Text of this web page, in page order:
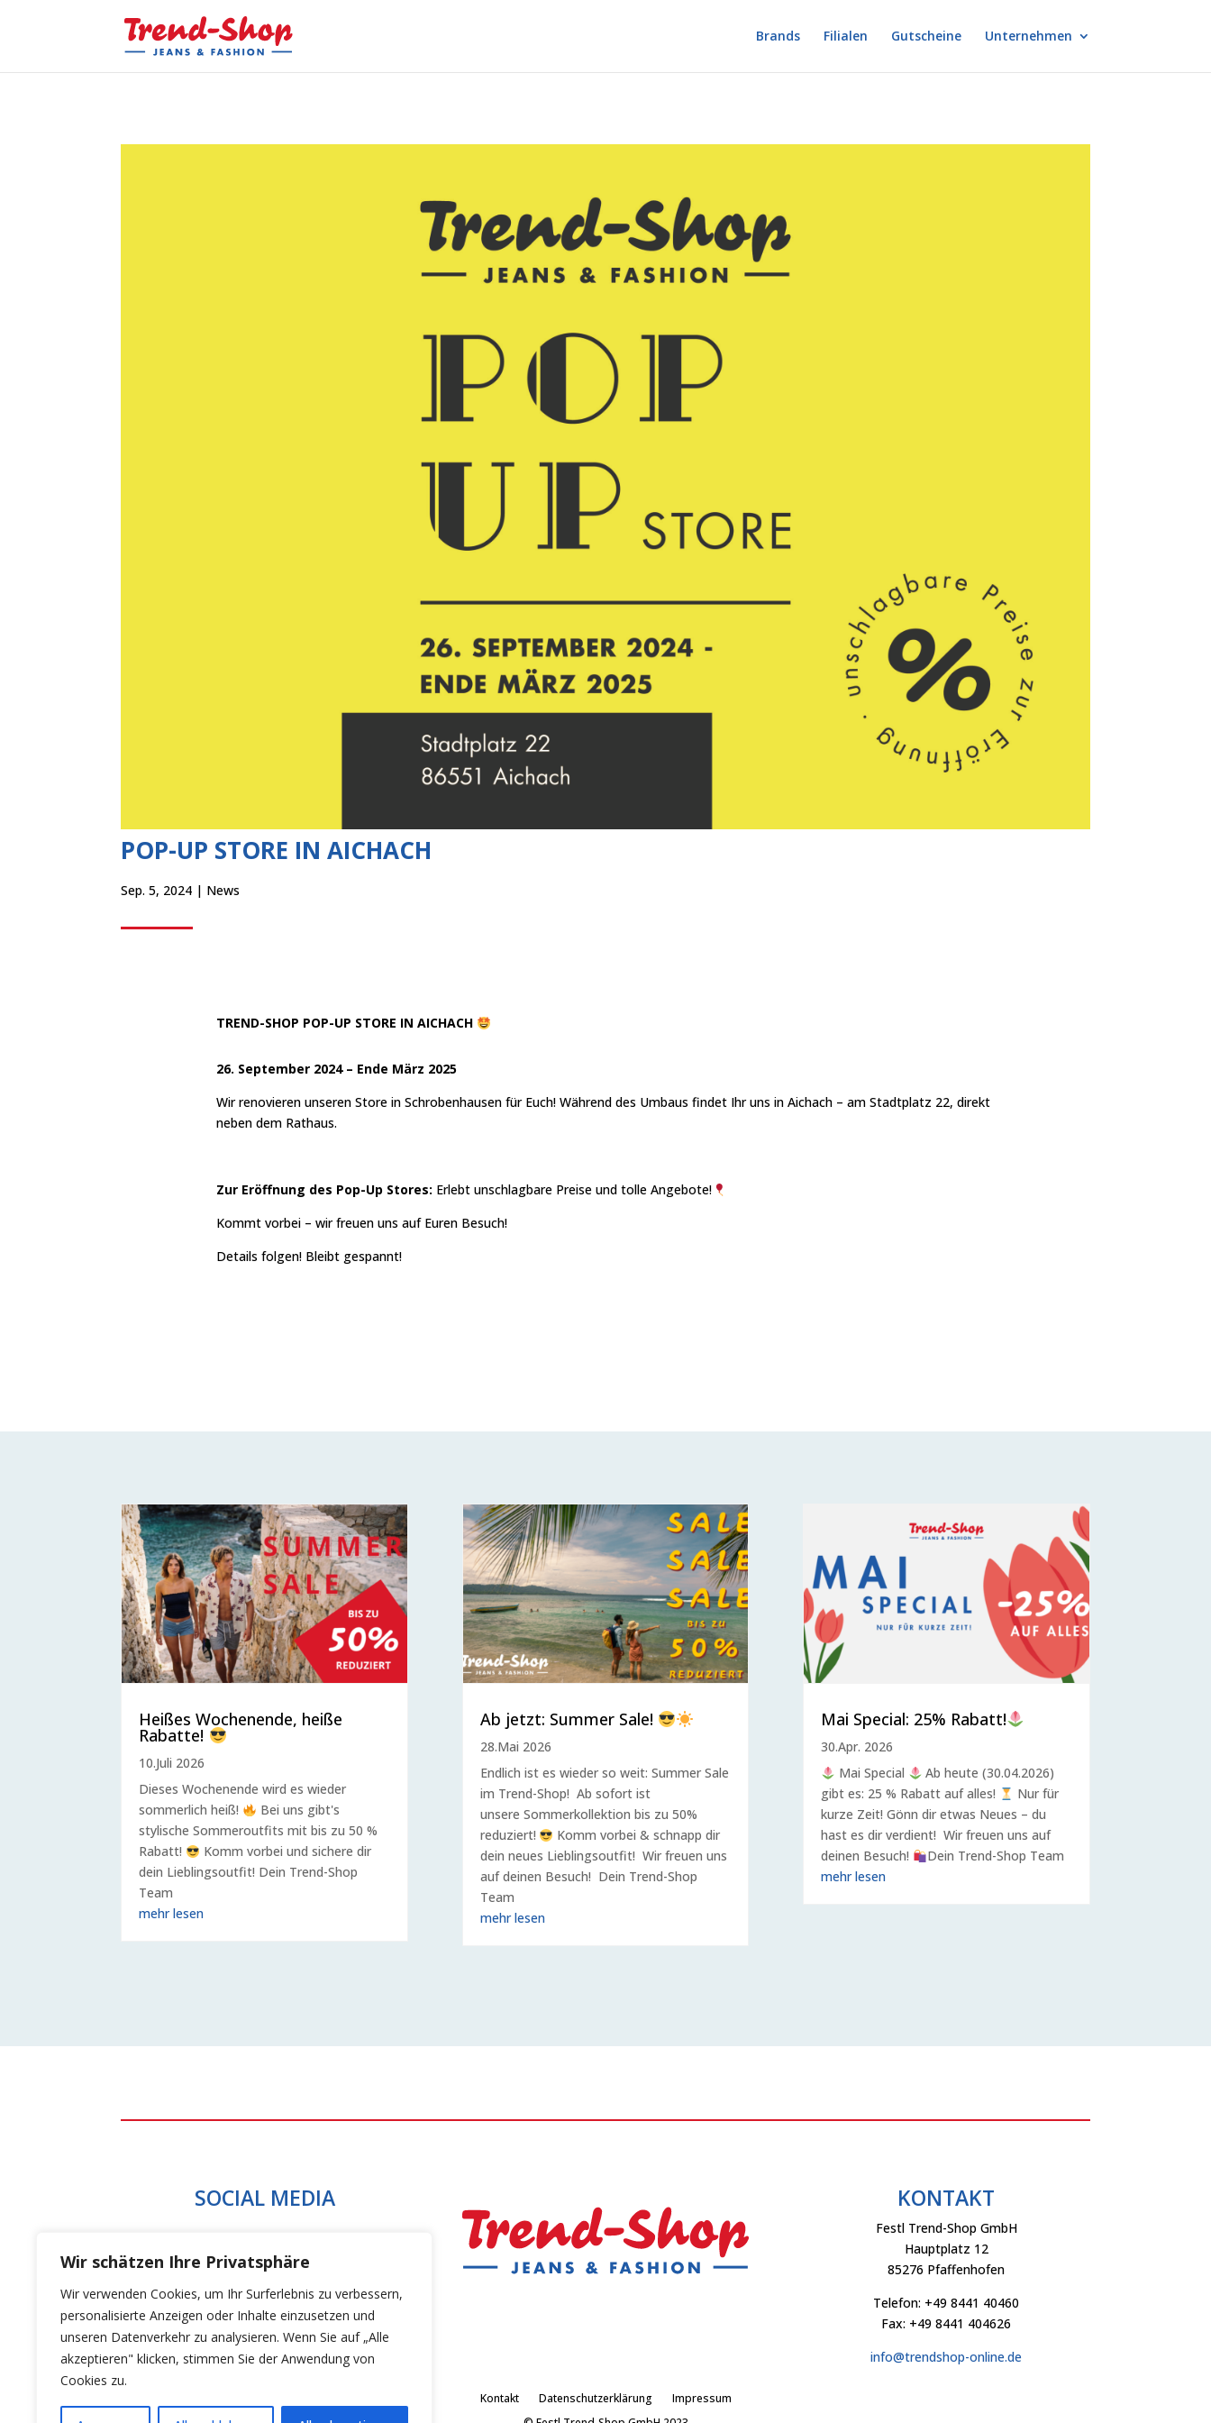
Wir schätzen Ihre Privatsphäre
Wir verwenden Cookies, um Ihr Surferlebnis zu verbessern,
personalisierte Anzeigen oder Inhalte einzusetzen und
unseren Datenverkehr zu analysieren. Wenn Sie auf „Alle
akzeptieren" klicken, stimmen Sie der Anwendung von
Cookies zu.
Brands Filialen Gutscheine Unternehmen
POP-UP STORE IN AICHACH
Sep. 5, 2024 | News
TREND-SHOP POP-UP STORE IN AICHACH
26. September 2024 – Ende März 2025
Wir renovieren unseren Store in Schrobenhausen für Euch! Während des Umbaus findet Ihr uns in Aichach – am Stadtplatz 22, direkt
neben dem Rathaus.
Zur Eröffnung des Pop-Up Stores: Erlebt unschlagbare Preise und tolle Angebote!
Kommt vorbei – wir freuen uns auf Euren Besuch!
Details folgen! Bleibt gespannt!
Heißes Wochenende, heiße
Rabatte!
10.Juli 2026
Dieses Wochenende wird es wieder
sommerlich heiß!
Bei uns gibt's
stylische Sommeroutfits mit bis zu 50 %
Rabatt!
Komm vorbei und sichere dir
dein Lieblingsoutfit! Dein Trend-Shop
Team
mehr lesen
Ab jetzt: Summer Sale!
28.Mai 2026
Endlich ist es wieder so weit: Summer Sale
im Trend-Shop! Ab sofort ist
unsere Sommerkollektion bis zu 50%
reduziert!
Komm vorbei & schnapp dir
dein neues Lieblingsoutfit! Wir freuen uns
auf deinen Besuch! Dein Trend-Shop
Team
mehr lesen
Mai Special: 25% Rabatt!
30.Apr. 2026
Mai Special
Ab heute (30.04.2026)
gibt es: 25 % Rabatt auf alles!
Nur für
kurze Zeit! Gönn dir etwas Neues – du
hast es dir verdient! Wir freuen uns auf
deinen Besuch!
Dein Trend-Shop Team
mehr lesen
SOCIAL MEDIA KONTAKT
Festl Trend-Shop GmbH
Hauptplatz 12
85276 Pfaffenhofen
Telefon: +49 8441 40460
Fax: +49 8441 404626
info@trendshop-online.de
Kontakt Datenschutzerklärung
Impressum